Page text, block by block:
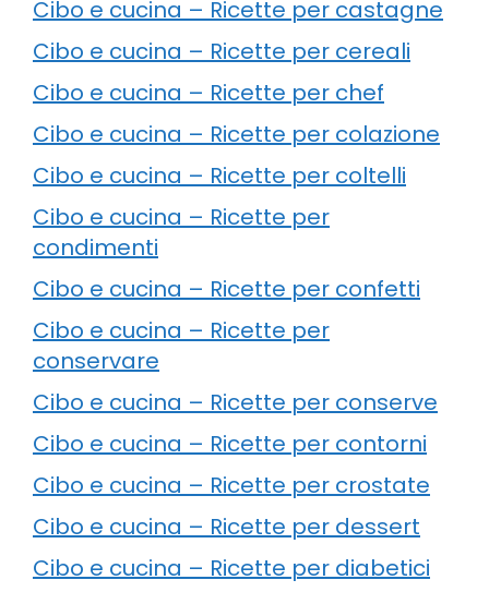
Cibo e cucina – Ricette per castagne
Cibo e cucina – Ricette per cereali
Cibo e cucina – Ricette per chef
Cibo e cucina – Ricette per colazione
Cibo e cucina – Ricette per coltelli
Cibo e cucina – Ricette per
condimenti
Cibo e cucina – Ricette per confetti
Cibo e cucina – Ricette per
conservare
Cibo e cucina – Ricette per conserve
Cibo e cucina – Ricette per contorni
Cibo e cucina – Ricette per crostate
Cibo e cucina – Ricette per dessert
Cibo e cucina – Ricette per diabetici